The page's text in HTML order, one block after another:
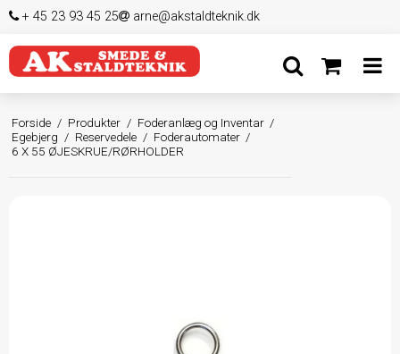
+ 45 23 93 45 25 arne@akstaldteknik.dk
Forside / Produkter / Foderanlæg og Inventar /
Egebjerg / Reservedele / Foderautomater /
6 X 55 ØJESKRUE/RØRHOLDER